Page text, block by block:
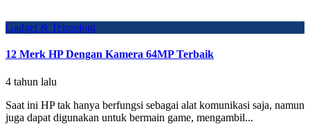
Gadget & Teknologi
12 Merk HP Dengan Kamera 64MP Terbaik
4 tahun lalu
Saat ini HP tak hanya berfungsi sebagai alat komunikasi saja, namun
juga dapat digunakan untuk bermain game, mengambil...